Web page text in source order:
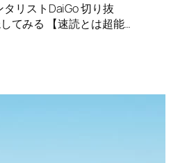
リストDaiGo 切り抜
てみる 【速読とは超能…